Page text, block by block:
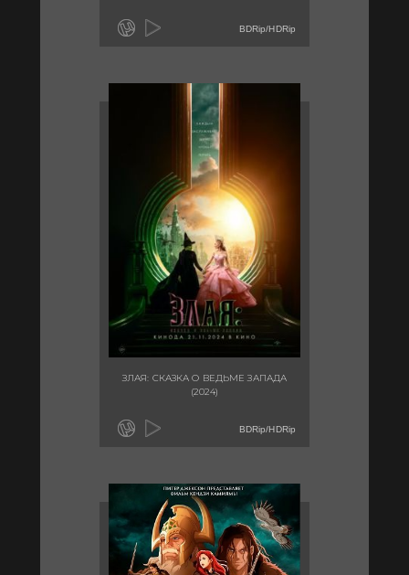
BDRip/HDRip
ЗЛАЯ: СКАЗКА О ВЕДЬМЕ ЗАПАДА
(2024)
BDRip/HDRip